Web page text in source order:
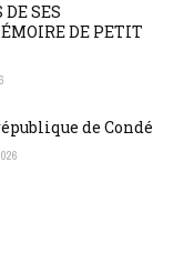
SES
DE PETIT
de Condé